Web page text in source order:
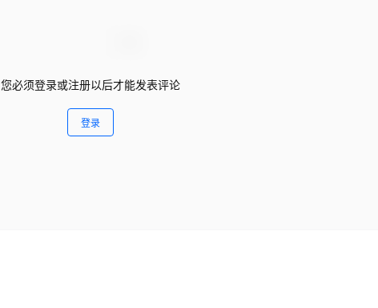
您必须登录或注册以后才能发表评论
登录